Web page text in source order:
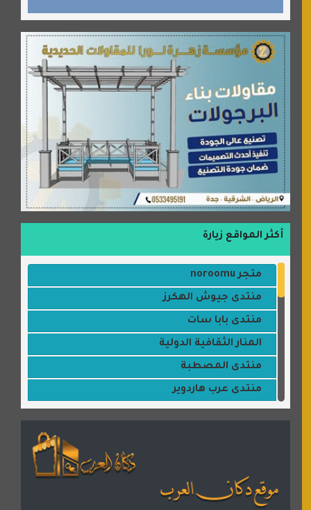
أكثر المواقع زيارة
متجر noroomu
منتدى جيوش الهكرز
منتدى بابا سات
المنار الثقافية الدولية
منتدى المصطبة
منتدى عرب هاردوير
القران للجميع
منتدى همسات روائية